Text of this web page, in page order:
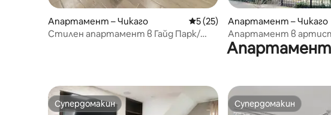
Апартамент – Чикаго Средна оценка: 5 от 5, 25 отзива
5 (25)
Стилен апартамент в Гайд Парк/
Апартамент – Чикаго
Апартамент в
исторически дом в
Супердомакин
Супердомакин Супердомакин
Супердомакин